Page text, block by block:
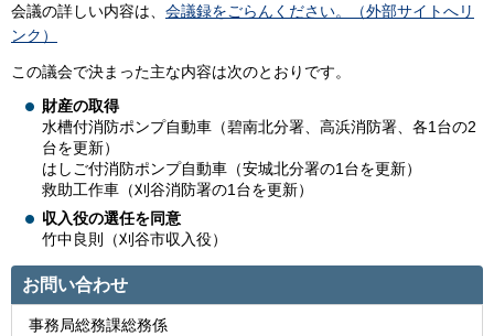
会議の詳しい内容は、 会議録をごらんください。（外部サイトへリ
ンク）
この議会で決まった主な内容は次のとおりです。
財産の取得
水槽付消防ポンプ自動車（碧南北分署、高浜消防署、各1台の2
台を更新）
はしご付消防ポンプ自動車（安城北分署の1台を更新）
救助工作車（刈谷消防署の1台を更新）
収入役の選任を同意
竹中良則（刈谷市収入役）
お問い合わせ
事務局総務課総務係